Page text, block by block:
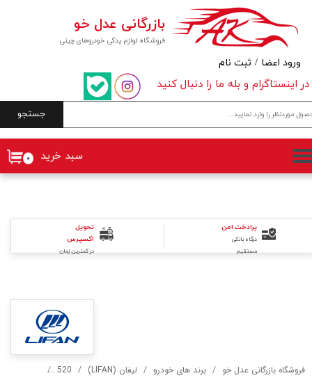
فروشگاه لوازم یدکی خودروهای چینی
بازرگانی عدل خو
جستجو
۰ سبد خرید
در اینستاگرام و بله ما را دنبال کنید
ورود اعضا / ثبت نام
حساب کاربری من
تغییر گذر واژه
سفارشات
خروج از حساب کاربری
فروشگاه بازرگانی عدل خو برند های خودرو لیفان (LIFAN) 520
تحویل
اکسپرس
در کمترین زمان
پرادخت امن
درگاه بانکی
مستقیم